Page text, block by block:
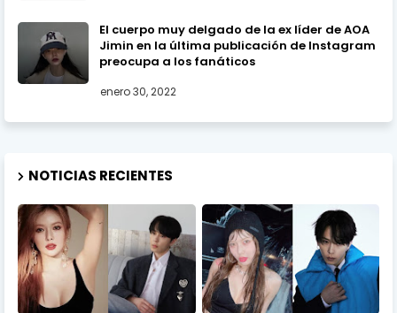
El cuerpo muy delgado de la ex líder de AOA
Jimin en la última publicación de Instagram
preocupa a los fanáticos
enero 30, 2022
NOTICIAS RECIENTES